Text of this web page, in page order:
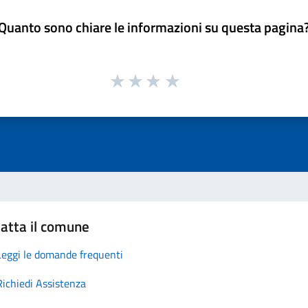
sono chiare le informazioni su questa
il comune
le domande frequenti
Assistenza